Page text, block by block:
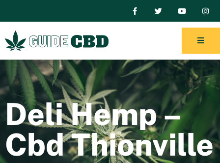
Deli Hemp –
Cbd Thionville